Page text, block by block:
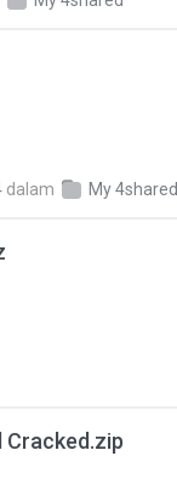
dalam My 4shared
Cracked.zip